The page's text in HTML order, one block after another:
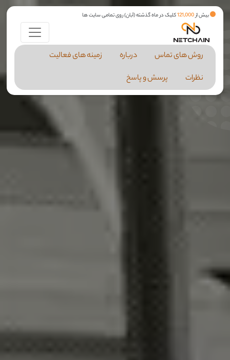
بیش از121,000کلیک در ماه گذشته (آبان) روی تمامی سایت ها
روش های تماس درباره
زمینه های فعالیت
نظرات
پرسش و پاسخ